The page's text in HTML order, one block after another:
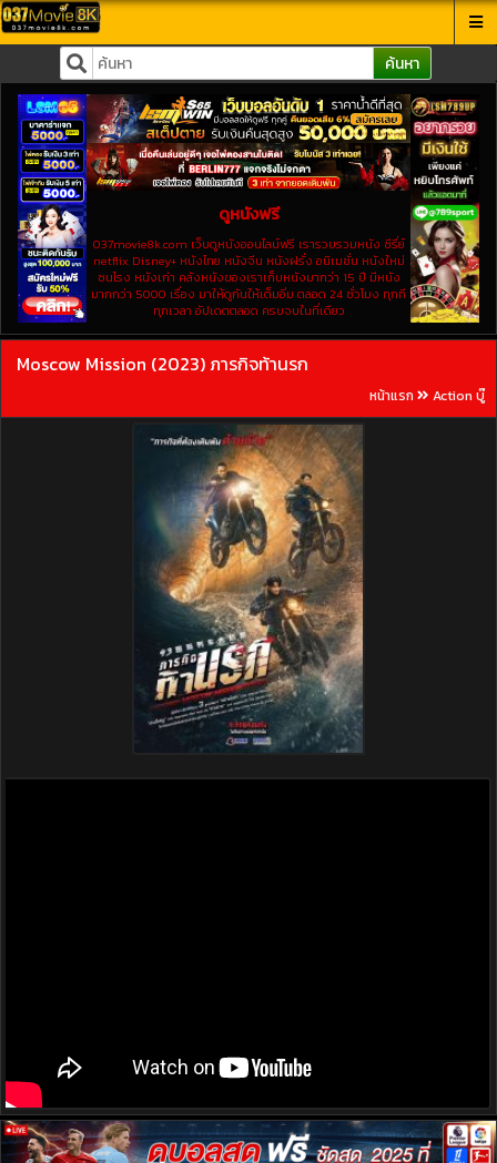
ค้นหา
ดูหนังฟรี
037movie8k.com เว็บดูหนังออนไลน์ฟรี เรารวบรวมหนัง ซีรี่ย์
netflix Disney+ หนังไทย หนังจีน หนังฝรั่ง อนิเมชั่น หนังใหม่
ชนโรง หนังเก่า คลังหนังของเราเก็บหนังมากว่า 15 ปี มีหนัง
มากกว่า 5000 เรื่อง มาให้ดูกันให้เต็มอิ่ม ตลอด 24 ชั่วโมง ทุกที
ทุกเวลา อัปเดตตลอด ครบจบในที่เดียว
Moscow Mission (2023) ภารกิจท้านรก
หน้าแรก Action บู๊